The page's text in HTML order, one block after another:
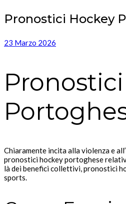
Pronostici Hockey
23 Marzo 2026
Chiaramente incita alla violenza e
pronostici hockey portoghese
là dei benefici collettivi, pronostici
sports.